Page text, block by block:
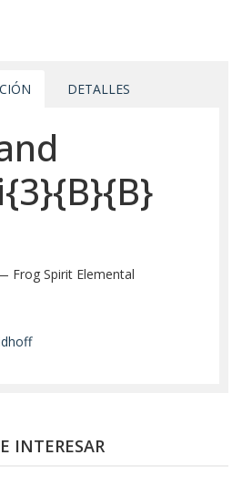
DETALLES
Frog Spirit Elemental
INTERESAR